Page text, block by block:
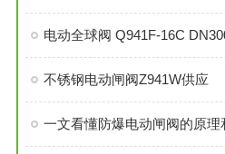
电动全球阀 Q941F-16C
不锈钢电动闸阀Z941W供应
一文看懂防爆电动闸阀的原理